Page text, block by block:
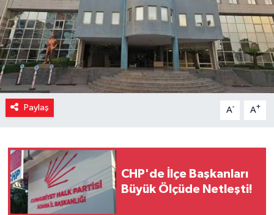
Paylaş A- A+
CHP'de İlçe Başkanları
Büyük Ölçüde Netleşti!